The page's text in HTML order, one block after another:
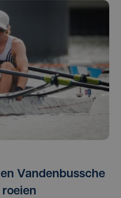
Vandenbussche
roeien